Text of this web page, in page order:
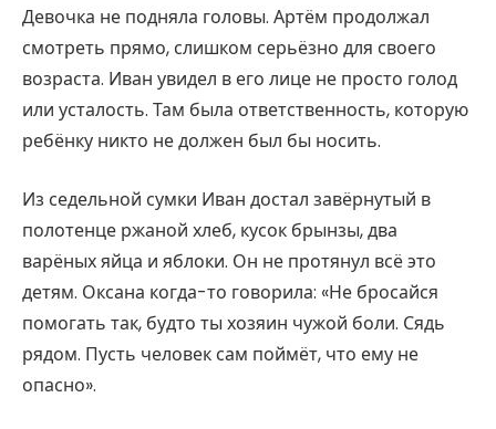
Девочка не подняла головы. Артём продолжал
смотреть прямо, слишком серьёзно для своего
возраста. Иван увидел в его лице не просто голод
или усталость. Там была ответственность, которую
ребёнку никто не должен был бы носить.
Из седельной сумки Иван достал завёрнутый в
полотенце ржаной хлеб, кусок брынзы, два
варёных яйца и яблоки. Он не протянул всё это
детям. Оксана когда-то говорила: «Не бросайся
помогать так, будто ты хозяин чужой боли. Сядь
рядом. Пусть человек сам поймёт, что ему не
опасно».